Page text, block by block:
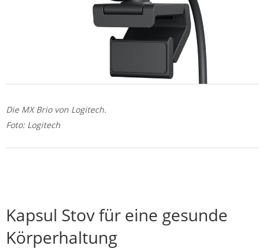
Die MX Brio von Logitech.
Foto: Logitech
Kapsul Stov für eine gesunde
Körperhaltung